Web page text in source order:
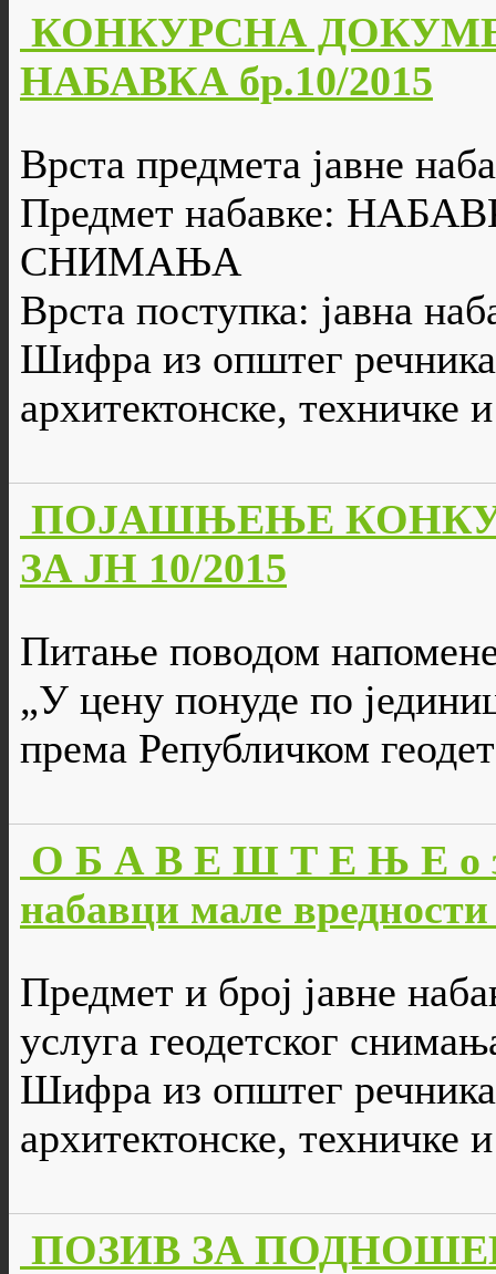
КОНКУРСНА
НАБАВКА бр.10/2015
Врста предмета јавне
Предмет набавке:
СНИМАЊА
Врста поступка: јавна
Шифра из општег
архитектонске, техничке
ПОЈАШЊЕЊЕ
ЗА ЈН 10/2015
Питање поводом
„У цену понуде по
према Републичком
О Б А В Е Ш Т Е Њ Е о
набавци мале
Предмет и број јавне
услуга геодетског
Шифра из општег
aрхитектонске, техничке
ПОЗИВ ЗА